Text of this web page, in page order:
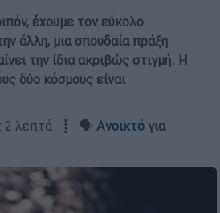
έχουμε τον εύκολο
άλλη, μια σπουδαία πράξη
την ίδια ακριβώς στιγμή. Η
δύο κόσμους είναι
2 λεπτά ┋ 🗣️ Ανοικτό για